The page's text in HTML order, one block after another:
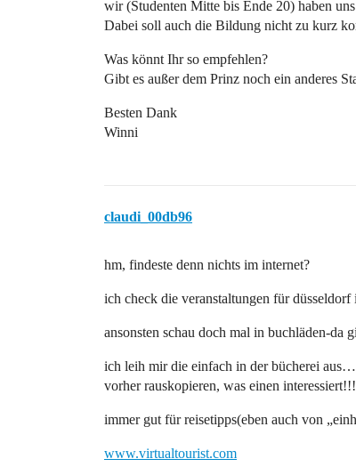
wir (Studenten Mitte bis Ende 20) haben
Dabei soll auch die Bildung nicht zu kurz
Was könnt Ihr so empfehlen?
Gibt es außer dem Prinz noch ein anderes
Besten Dank
Winni
claudi_00db96
hm, findeste denn nichts im internet?
ich check die veranstaltungen für
ansonsten schau doch mal in buchläden-da
ich leih mir die einfach in der bücherei
vorher rauskopieren, was einen interessiert!!!
immer gut für reisetipps(eben auch von
www.virtualtourist.com